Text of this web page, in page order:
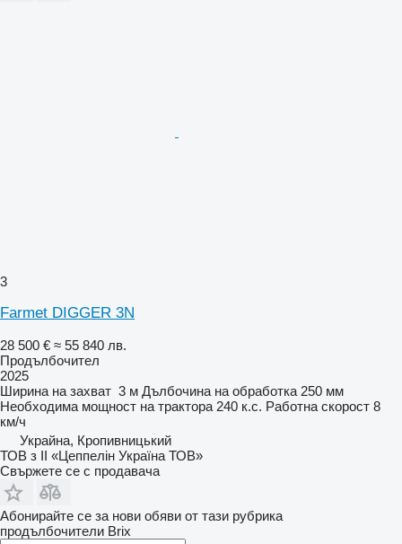
3
Farmet DIGGER 3N
28 500 € ≈ 55 840 лв.
Продълбочител
2025
Ширина на захват 3 м Дълбочина на обработка 250 мм
Необходима мощност на трактора 240 к.с. Работна скорост 8
км/ч
Украйна, Кропивницький
ТОВ з ІІ «Цеппелін Україна ТОВ»
Свържете се с продавача
Абонирайте се за нови обяви от тази рубрика
продълбочители Brix